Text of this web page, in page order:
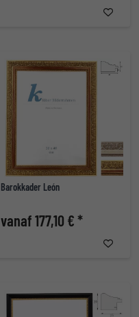
Barokkader León
vanaf 177,10 € *